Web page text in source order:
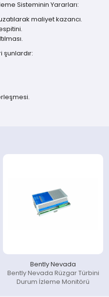
Sisteminin Yararları:
maliyet kazancı.
şunlardır:
Bently Nevada
Bently Nevada Rüzgar Türbini
Durum İzleme Monitörü